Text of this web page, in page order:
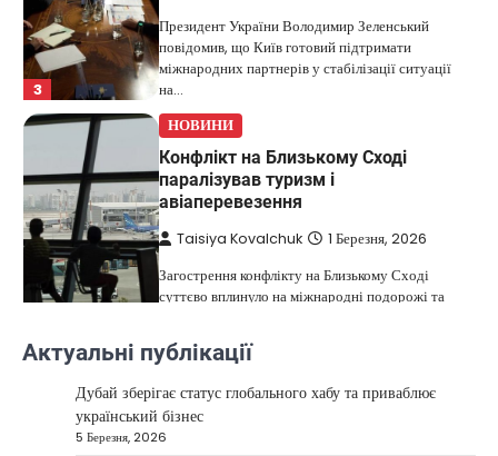
3
Президент України Володимир Зеленський
повідомив, що Київ готовий підтримати
міжнародних партнерів у стабілізації ситуації
на…
НОВИНИ
Конфлікт на Близькому Сході
паралізував туризм і
авіаперевезення
Taisiya Kovalchuk 1 Березня, 2026
Загострення конфлікту на Близькому Сході
суттєво вплинуло на міжнародні подорожі та
НОВИНИ
США не відкидають можливість
удару по Ірану у разі провалу
переговорів
Актуальні публікації
Дубай зберігає статус глобального хабу та приваблює
український бізнес
5 Березня, 2026